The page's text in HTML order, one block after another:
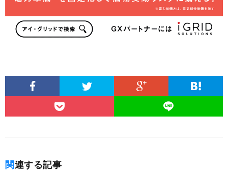
関連する記事